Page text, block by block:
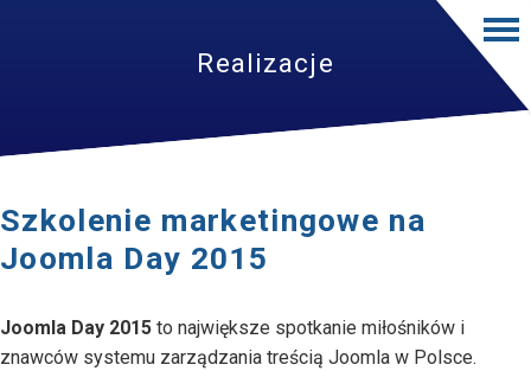
Realizacje
Szkolenie marketingowe na
Joomla Day 2015
Joomla Day 2015 to największe spotkanie miłośników i
znawców systemu zarządzania treścią Joomla w Polsce.